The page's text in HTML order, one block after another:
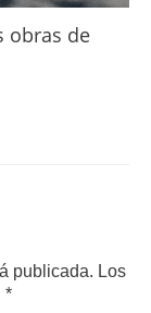
obras de
publicada. Los
*